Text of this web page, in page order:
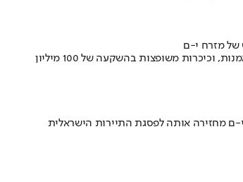
של מזרח י-ם
מחזירה אותה לפסגת התיירות הישראלית